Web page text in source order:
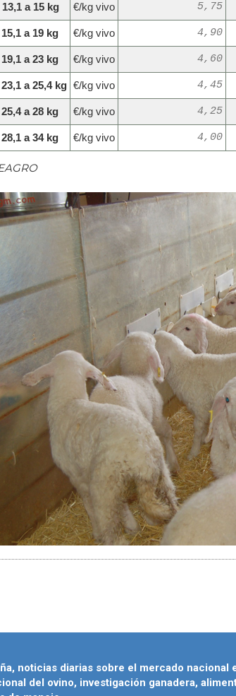
a 15 kg €/kg vivo 5,75
a 19 kg €/kg vivo 4,90
a 23 kg €/kg vivo 4,60
a 25,4 kg €/kg vivo 4,45
a 28 kg €/kg vivo 4,25
a 34 kg €/kg vivo 4,00
noticias diarias sobre el mercado nacional
del ovino, investigación ganadera,